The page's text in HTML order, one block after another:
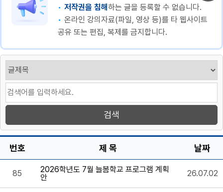
저작권을 침해하는 글을 등록할 수 없습니다.
온라인 강의자료(파일, 영상 등)를 타 웹사이트
공유 또는 편집, 복제를 금지합니다.
번호 제 목 날짜
85
2026학년도 7월 늘봄학교 프로그램 계획
안
26.07.02